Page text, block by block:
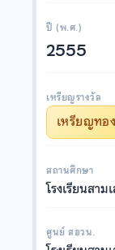
ปี (พ.ศ.)
2555
เหรียญรางวัล
เหรียญทอง
สถานศึกษา
โรงเรียนสา
ศูนย์ สอวน.